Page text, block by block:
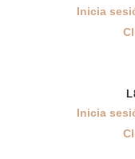
Inicia
Inicia